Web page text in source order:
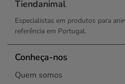
Tiendanimal
Especialistas em produtos para
referência em Portugal.
Conheça-nos
Quem somos